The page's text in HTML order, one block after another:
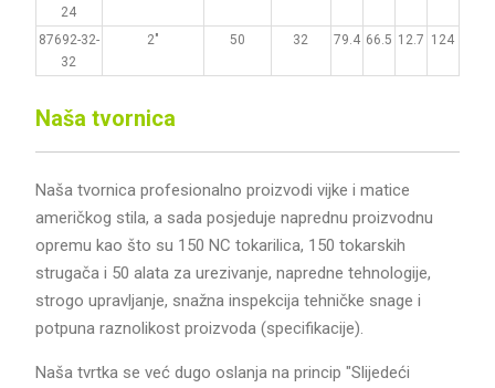
24
87692-32-
32
2" 50 32 79.4 66.5 12.7 124
Naša tvornica
Naša tvornica profesionalno proizvodi vijke i matice
američkog stila, a sada posjeduje naprednu proizvodnu
opremu kao što su 150 NC tokarilica, 150 tokarskih
strugača i 50 alata za urezivanje, napredne tehnologije,
strogo upravljanje, snažna inspekcija tehničke snage i
potpuna raznolikost proizvoda (specifikacije).
Naša tvrtka se već dugo oslanja na princip "Slijedeći